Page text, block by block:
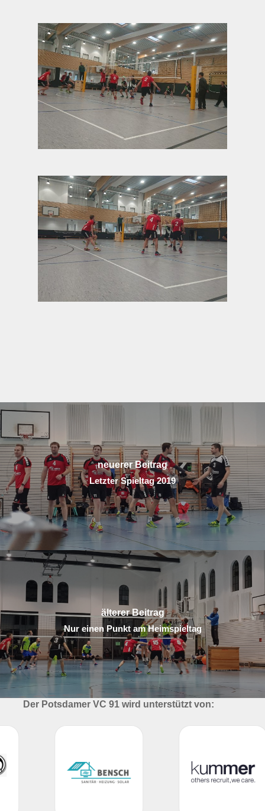
neuerer Beitrag
Letzter Spieltag 2019
älterer Beitrag
Nur einen Punkt am Heimspieltag
Der Potsdamer VC 91 wird unterstützt von: